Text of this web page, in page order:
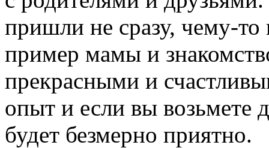
пришли не сразу, чему-то
пример мамы и
прекрасными и
опыт и если вы возьмете
будет безмерно приятно.